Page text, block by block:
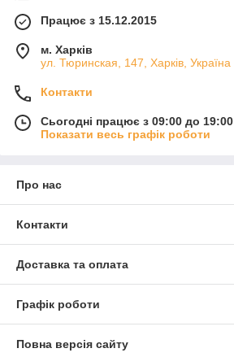
Працює з 15.12.2015
м. Харків
ул. Тюринская, 147, Харків, Україна
Контакти
Сьогодні працює з 09:00 до 19:00
Показати весь графік роботи
Про нас
Контакти
Доставка та оплата
Графік роботи
Повна версія сайту